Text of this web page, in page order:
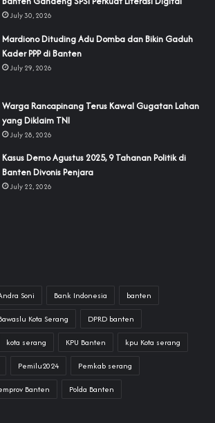
July 30, 2026
‎Mardiono Dituding Adu Domba dan Bikin Gaduh
Kader PPP di Banten
July 29, 2026
‎Warga Rancapinang Terus Kawal Gugatan Lahan
yang Diklaim TNI‎‎
July 28, 2026
‎Kasus Demo Agustus 2025, 9 Tahanan Politik di
Banten Divonis Penjara
July 22, 2026
Soni Bank Indonesia banten
Kota Serang DPRD banten
kota serang KPU Banten kpu Kota serang
Pemilu2024 Pemkab serang
Banten Polda Banten